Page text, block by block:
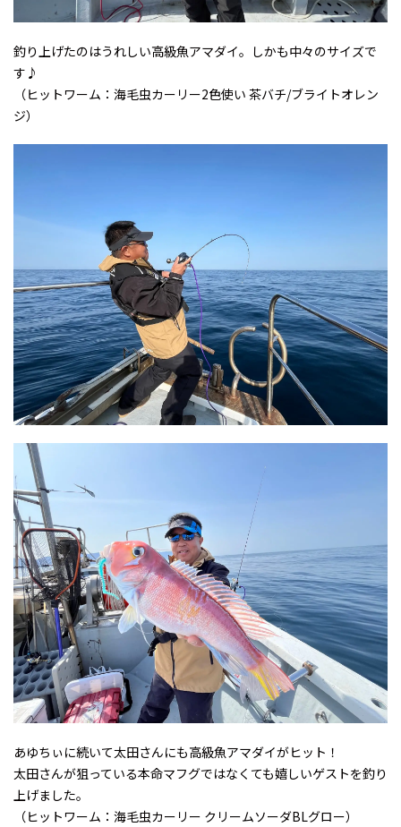
釣り上げたのはうれしい高級魚アマダイ。しかも中々のサイズで
す♪
（ヒットワーム：海毛虫カーリー2色使い 茶バチ/ブライトオレン
ジ）
あゆちぃに続いて太田さんにも高級魚アマダイがヒット！
太田さんが狙っている本命マフグではなくても嬉しいゲストを釣り
上げました。
（ヒットワーム：海毛虫カーリー クリームソーダBLグロー）